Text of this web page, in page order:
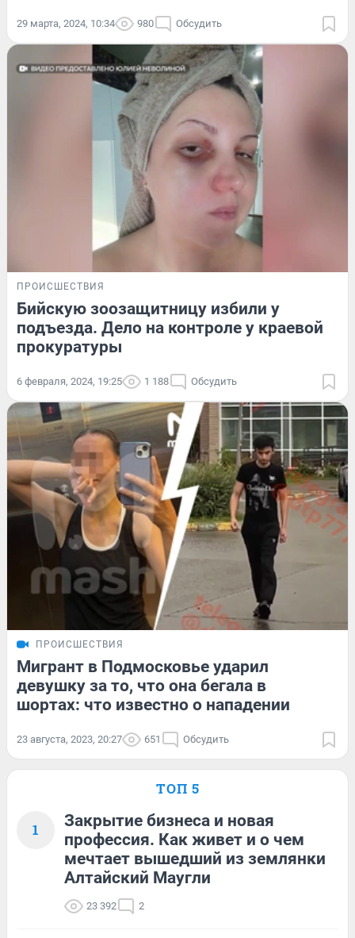
29 марта, 2024, 10:34 980 Обсудить
ПРОИСШЕСТВИЯ
Бийскую зоозащитницу избили у
подъезда. Дело на контроле у краевой
прокуратуры
6 февраля, 2024, 19:25 1 188 Обсудить
ПРОИСШЕСТВИЯ
Мигрант в Подмосковье ударил
девушку за то, что она бегала в
шортах: что известно о нападении
23 августа, 2023, 20:27 651 Обсудить
ТОП 5
1
Закрытие бизнеса и новая
профессия. Как живет и о чем
мечтает вышедший из землянки
Алтайский Маугли
23 392 2